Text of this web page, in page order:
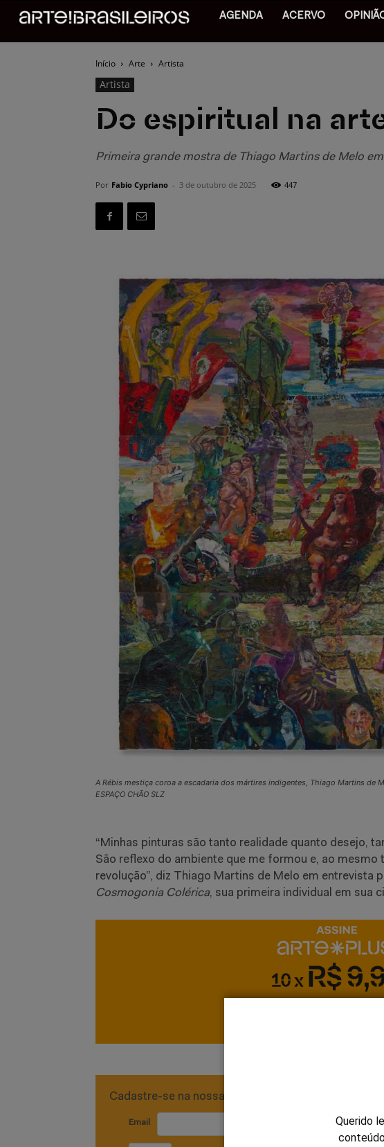
AGENDA ACERVO
Início Arte Artista
Artista
Do espiritual na
Primeira grande mostra de Thiago Martins de Melo
Por Fabio Cypriano - 3 de outubro de 2025 447
A Rébis mestiça coroa a escadaria dos mártires indigentes, Thiago Martins de
ESPAÇO CHÃO SLZ
“Minhas pinturas são tanto realidade quanto desejo,
São reflexo do ambiente que me formou e, ao
revolução”, diz Thiago Martins de Melo em entrevista
Cosmogonia Colérica, sua primeira individual em sua
Querido
Cadastre-se na nossa newsletter
Email